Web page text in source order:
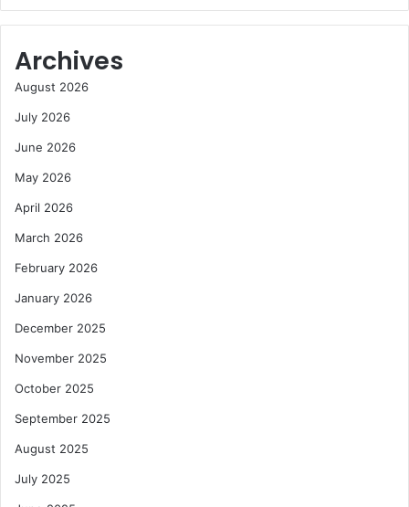
Archives
August 2026
July 2026
June 2026
May 2026
April 2026
March 2026
February 2026
January 2026
December 2025
November 2025
October 2025
September 2025
August 2025
July 2025